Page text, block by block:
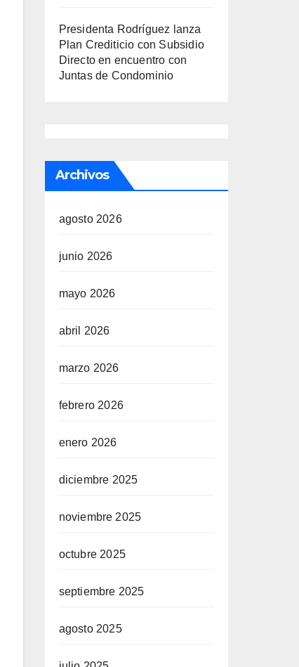
Presidenta Rodríguez lanza
Plan Crediticio con Subsidio
Directo en encuentro con
Juntas de Condominio
Archivos
agosto 2026
junio 2026
mayo 2026
abril 2026
marzo 2026
febrero 2026
enero 2026
diciembre 2025
noviembre 2025
octubre 2025
septiembre 2025
agosto 2025